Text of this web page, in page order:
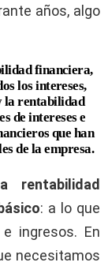
años, algo
financiera,
los intereses,
la rentabilidad
de intereses e
que han
de la empresa.
rentabilidad
: a lo que
ingresos. En
necesitamos